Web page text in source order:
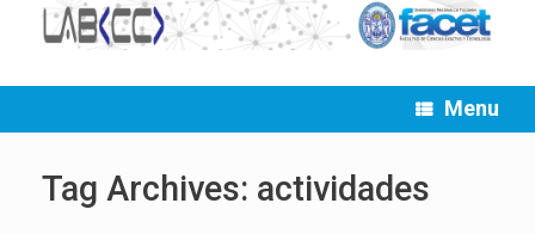
Menu
Tag Archives: actividades